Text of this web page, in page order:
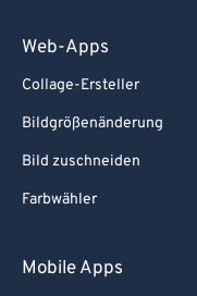
Web-Apps
Collage-Ersteller
Bildgrößenänderung
Bild zuschneiden
Farbwähler
Mobile Apps